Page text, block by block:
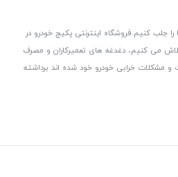
جلب کنیم.فروشگاه اینترنتی پکیج خودرو در
می کنیم، دغدغه های تعمیرکاران و مصرف
و مشکلات خرابی خودرو خود شده اند برداشته